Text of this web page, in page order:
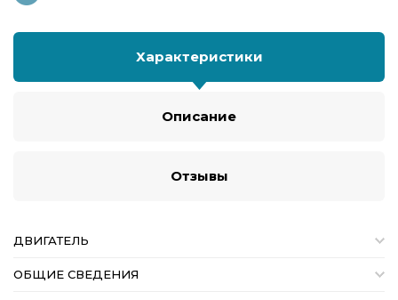
Характеристики
Описание
Отзывы
ДВИГАТЕЛЬ
ОБЩИЕ СВЕДЕНИЯ